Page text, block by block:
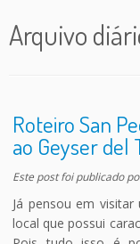
Arquivo
Roteiro San
ao Geyser del
Este post foi publicado
Já pensou em
local que possui